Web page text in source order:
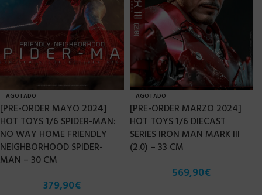
AGOTADO
[PRE-ORDER MAYO 2024]
HOT TOYS 1/6 SPIDER-MAN:
NO WAY HOME FRIENDLY
NEIGHBORHOOD SPIDER-
MAN – 30 CM
379,90€
AGOTADO
[PRE-ORDER MARZO 2024]
HOT TOYS 1/6 DIECAST
SERIES IRON MAN MARK III
(2.0) – 33 CM
569,90€